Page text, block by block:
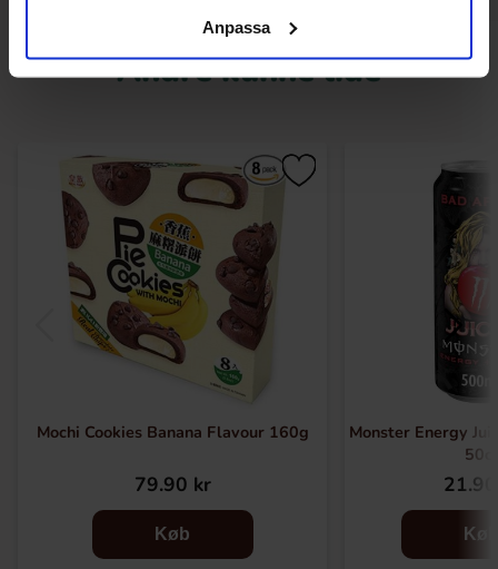
Anpassa
Andre kunne lide
Mochi Cookies Banana Flavour 160g
79.90 kr
Køb
Monster Energy
50cl
Køb